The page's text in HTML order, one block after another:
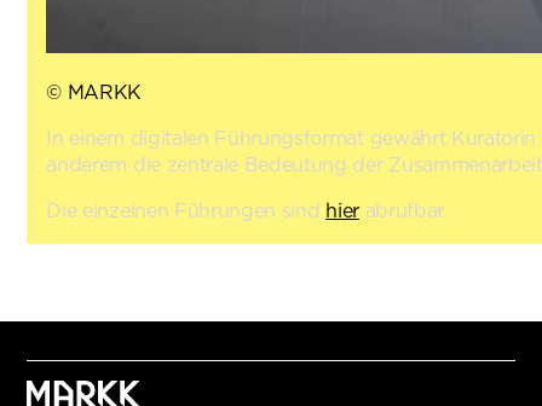
© MARKK
In einem digitalen Führungsformat gewährt
anderem die zentrale Bedeutung der
Die einzelnen Führungen sind hierabrufbar.